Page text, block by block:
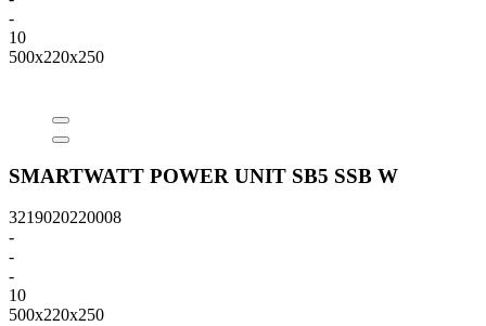
-
10
500x220x250
SMARTWATT POWER UNIT SB5 SSB W
3219020220008
-
-
-
10
500x220x250